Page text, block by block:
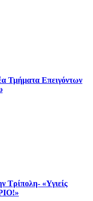
Τμήματα Επειγόντων
Τρίπολη- «Υγιείς